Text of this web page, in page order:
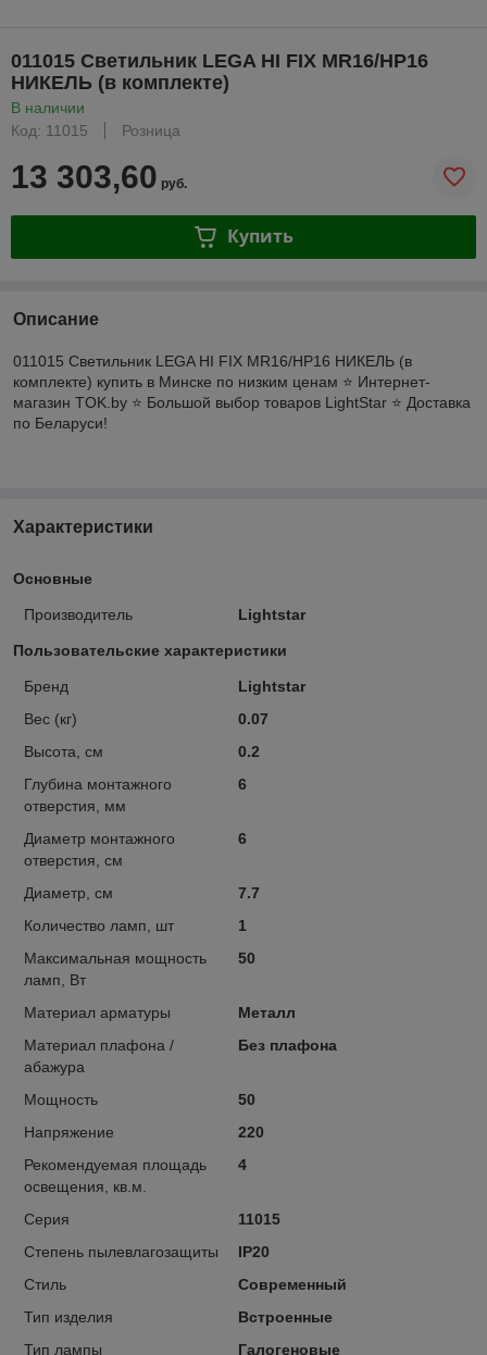
011015 Светильник LEGA HI FIX MR16/HP16
НИКЕЛЬ (в комплекте)
В наличии
Код: 11015
Розница
13 303,60 руб.
Купить
Описание
011015 Светильник LEGA HI FIX MR16/HP16 НИКЕЛЬ (в
комплекте) купить в Минске по низким ценам ⭐️ Интернет-
магазин TOK.by ⭐️ Большой выбор товаров LightStar ⭐️ Доставка
по Беларуси!
Характеристики
Основные
Производитель Lightstar
Пользовательские характеристики
Бренд
Lightstar
Вес (кг)
0.07
Высота, см
0.2
Глубина монтажного
отверстия, мм
6
Диаметр монтажного
отверстия, см
6
Диаметр, см
7.7
Количество ламп, шт
1
Максимальная мощность
ламп, Вт
50
Материал арматуры
Металл
Материал плафона /
абажура
Без плафона
Мощность
50
Напряжение
220
Рекомендуемая площадь
освещения, кв.м.
4
Серия
11015
Степень пылевлагозащиты
IP20
Стиль
Современный
Тип изделия
Встроенные
Тип лампы
Галогеновые